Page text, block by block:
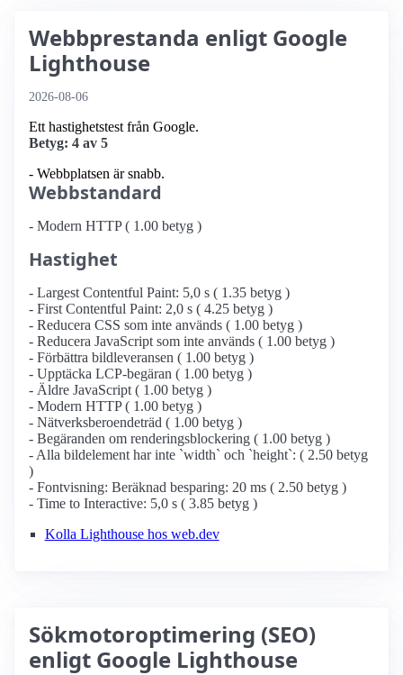
Webbprestanda enligt Google
Lighthouse
2026-08-06
Ett hastighetstest från Google.
Betyg: 4 av 5
- Webbplatsen är snabb.
Webbstandard
- Modern HTTP ( 1.00 betyg )
Hastighet
- Largest Contentful Paint: 5,0 s ( 1.35 betyg )
- First Contentful Paint: 2,0 s ( 4.25 betyg )
- Reducera CSS som inte används ( 1.00 betyg )
- Reducera JavaScript som inte används ( 1.00 betyg )
- Förbättra bildleveransen ( 1.00 betyg )
- Upptäcka LCP-begäran ( 1.00 betyg )
- Äldre JavaScript ( 1.00 betyg )
- Modern HTTP ( 1.00 betyg )
- Nätverksberoendeträd ( 1.00 betyg )
- Begäranden om renderingsblockering ( 1.00 betyg )
- Alla bildelement har inte `width` och `height`: ( 2.50 betyg
)
- Fontvisning: Beräknad besparing: 20 ms ( 2.50 betyg )
- Time to Interactive: 5,0 s ( 3.85 betyg )
Kolla Lighthouse hos web.dev
Sökmotoroptimering (SEO)
enligt Google Lighthouse